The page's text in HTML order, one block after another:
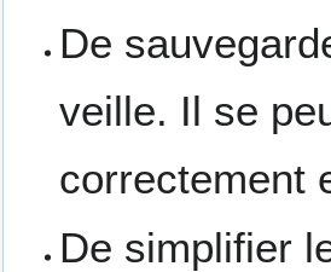
De
veille. Il se
correctement
De simplifier